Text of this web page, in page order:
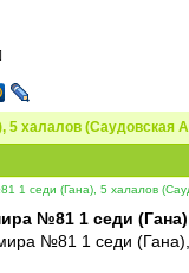
халалов (Саудовская
1 седи (Гана), 5 халалов
№81 1 седи